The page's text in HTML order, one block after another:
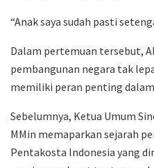
“Anak saya sudah pasti
Dalam pertemuan tersebut,
pembangunan negara tak
memiliki peran penting
Sebelumnya, Ketua Umum
MMin memaparkan sejarah
Pentakosta Indonesia yang